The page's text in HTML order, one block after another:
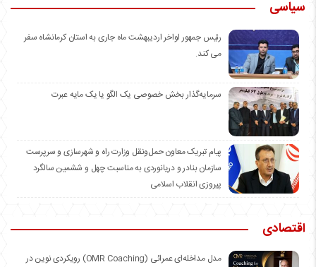
سیاسی
رئیس جمهور اواخر اردیبهشت ماه جاری به استان کرمانشاه سفر
می کند.
سرمایه‌گذار بخش خصوصی یک الگو یا یک مایه عبرت
️پیام تبریک معاون حمل‌ونقل وزارت راه و شهرسازی و سرپرست
سازمان بنادر و دریانوردی به مناسبت چهل و ششمین سالگرد
پیروزی انقلاب اسلامی
اقتصادی
مدل مداخله‌ای عمرائی (OMR Coaching) رویکردی نوین در